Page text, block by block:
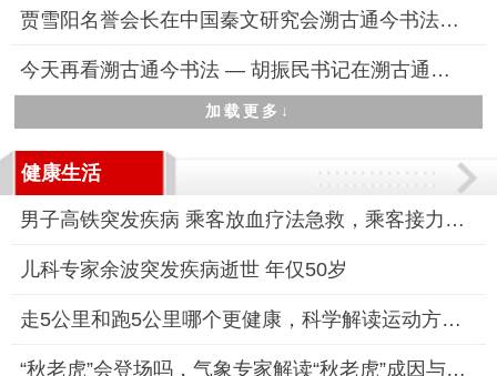
贾雪阳名誉会长在中国秦文研究会溯古通今书法工程专业委员会成立
今天再看溯古通今书法 — 胡振民书记在溯古通今书法工程启动仪式
加载更多↓
健康生活
男子高铁突发疾病 乘客放血疗法急救，乘客接力施救显真情
儿科专家余波突发疾病逝世 年仅50岁
走5公里和跑5公里哪个更健康，科学解读运动方式的健康差异
“秋老虎”会登场吗，气象专家解读“秋老虎”成因与应对策略